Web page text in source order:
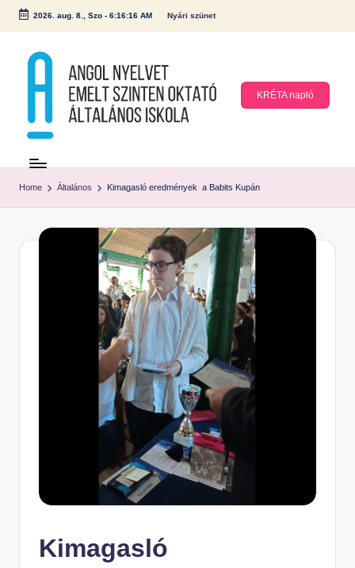
Skip
2026. aug. 8., Szo- 6:16:17 AM Nyári szünet
n
g
N
te
KRÉTA napló
Home Általános Kimagasló eredmények a Babits Kupán
Kimagasló